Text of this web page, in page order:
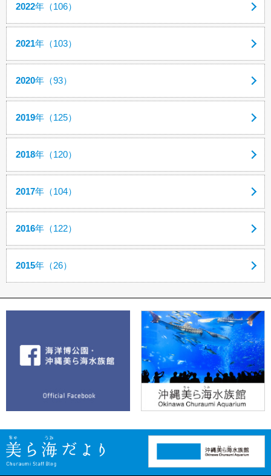
2022年（106）
2021年（103）
2020年（93）
2019年（125）
2018年（120）
2017年（104）
2016年（122）
2015年（26）